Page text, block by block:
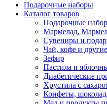
Подарочные наборы
Каталог товаров
Подарочные
Мармелад,
Сувениры и
Чай, кофе и
Зефир
Пастила и
Диабетические
Хрустила с
Конфеты,